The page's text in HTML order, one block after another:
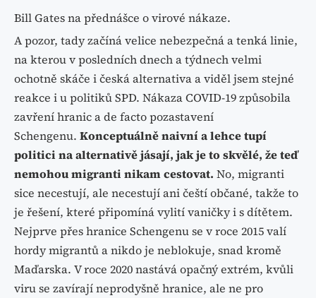
Bill Gates na přednášce o virové nákaze.
A pozor, tady začíná velice nebezpečná a tenká linie,
na kterou v posledních dnech a týdnech velmi
ochotně skáče i česká alternativa a viděl jsem stejné
reakce i u politiků SPD. Nákaza COVID-19 způsobila
zavření hranic a de facto pozastavení
Schengenu. Konceptuálně naivní a lehce tupí
politici na alternativě jásají, jak je to skvělé, že teď
nemohou migranti nikam cestovat. No, migranti
sice necestují, ale necestují ani čeští občané, takže to
je řešení, které připomíná vylití vaničky i s dítětem.
Nejprve přes hranice Schengenu se v roce 2015 valí
hordy migrantů a nikdo je neblokuje, snad kromě
Maďarska. V roce 2020 nastává opačný extrém, kvůli
viru se zavírají neprodyšně hranice, ale ne pro